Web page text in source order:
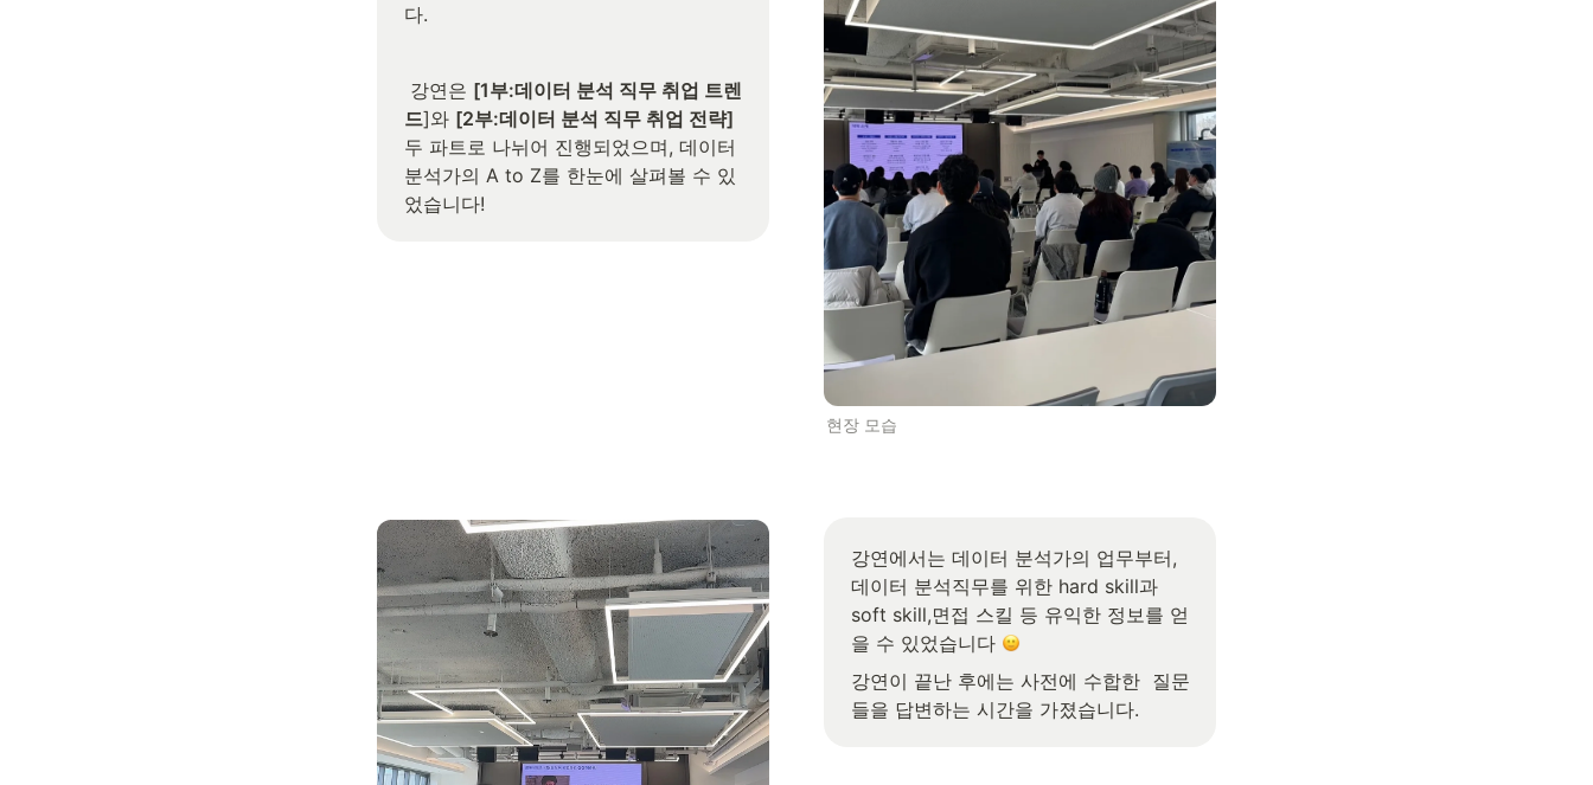
다.
강연은 [1부:데이터 분석 직무 취업 트렌
드]와 [2부:데이터 분석 직무 취업 전략]
두 파트로 나뉘어 진행되었으며, 데이터
분석가의 A to Z를 한눈에 살펴볼 수 있
었습니다!
현장 모습
강연에서는 데이터 분석가의 업무부터,
데이터 분석직무를 위한 hard skill과
soft skill,면접 스킬 등 유익한 정보를 얻
을 수 있었습니다
강연이 끝난 후에는 사전에 수합한  질문
들을 답변하는 시간을 가졌습니다.